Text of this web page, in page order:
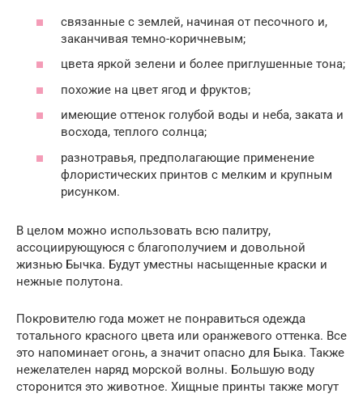
связанные с землей, начиная от песочного и,
заканчивая темно-коричневым;
цвета яркой зелени и более приглушенные тона;
похожие на цвет ягод и фруктов;
имеющие оттенок голубой воды и неба, заката и
восхода, теплого солнца;
разнотравья, предполагающие применение
флористических принтов с мелким и крупным
рисунком.
В целом можно использовать всю палитру,
ассоциирующуюся с благополучием и довольной
жизнью Бычка. Будут уместны насыщенные краски и
нежные полутона.
Покровителю года может не понравиться одежда
тотального красного цвета или оранжевого оттенка. Все
это напоминает огонь, а значит опасно для Быка. Также
нежелателен наряд морской волны. Большую воду
сторонится это животное. Хищные принты также могут